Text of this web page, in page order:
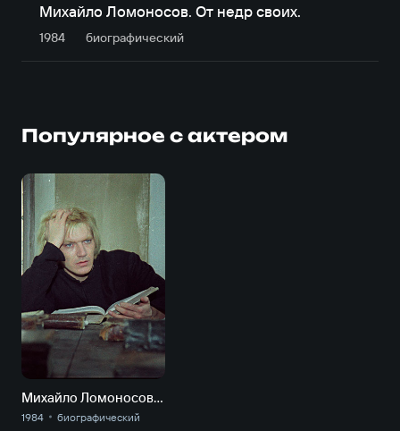
Михайло Ломоносов. От недр своих.
1984 биографический
Популярное с актером
Михайло Ломоносов. От недр своих.
1984 биографический